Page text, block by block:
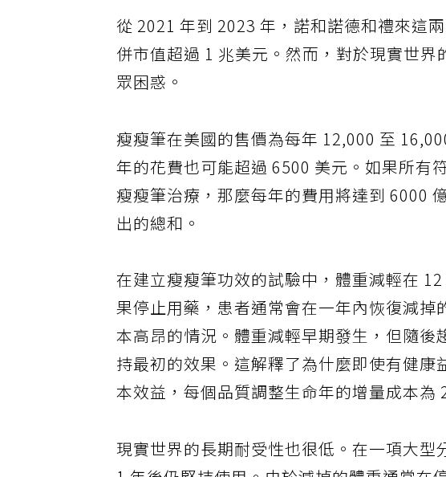
從 2021 年到 2023 年，諾和諾德和禮來這
併市值超過 1 兆美元。然而，對於現實世
眾困惑。
瘦瘦筆在美國的售價為每年 12,000 至
年的花費也可能超過 6500 美元。如果所有
瘦瘦筆治療，那麼每年的費用將達到 6000
出的總和。
在建立瘦瘦筆功效的試驗中，體重減輕在
果停止用藥，患者通常會在一年內恢復減
本高昂的情況。體重減輕早期發生，但隨
持最初的效果。這解釋了為什麼即使有健
本效益，每個品質調整生命年的增量成本為
現實世界的長期耐受性也很低。在一項大型